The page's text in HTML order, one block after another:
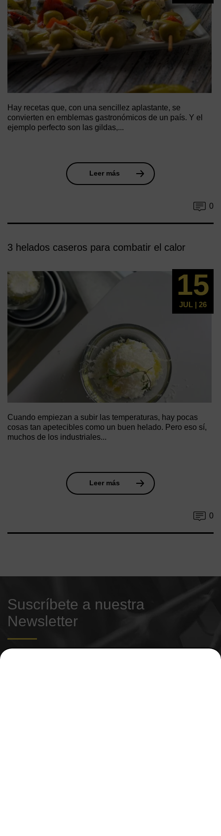
Hay recetas que, con una sencillez aplastante, se
convierten en emblemas gastronómicos de un país. Y el
ejemplo perfecto son las gildas,...
Leer más
0
3 helados caseros para combatir el calor
15
JUL | 26
Cuando empiezan a subir las temperaturas, hay pocas
cosas tan apetecibles como un buen helado. Pero eso sí,
muchos de los industriales...
Leer más
0
Suscríbete a nuestra
Newsletter